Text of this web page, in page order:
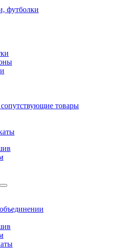
футболки
товары